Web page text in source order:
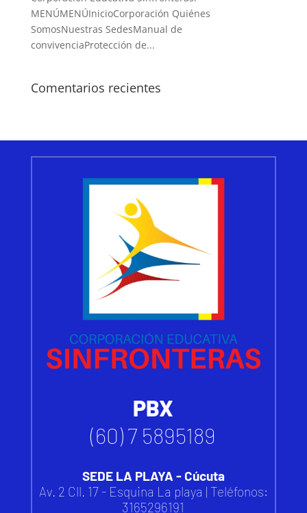
MENÚMENÚInicioCorporación Quiénes
SomosNuestras SedesManual de
convivenciaProtección de...
Comentarios recientes
PBX
(60) 7 5895189
SEDE LA PLAYA - Cúcuta
Av. 2 Cll. 17 - Esquina La playa | Teléfonos:
3165296191